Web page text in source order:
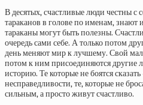
В десятых, счастливые люди честны с
тараканов в голове по именам,
тараканы могут быть полезны.
очередь сами себе. А только потом
день меняют мир к лучшему. Свой
потом к ним присоединяются другие
историю. Те которые не боятся
несправедливости, те, которые не
сильным, а просто живут счастливо.